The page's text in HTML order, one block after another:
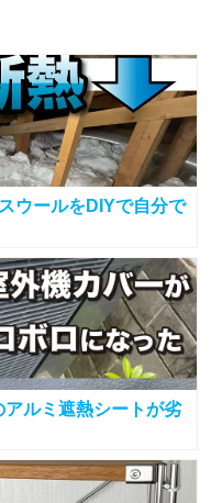
ウールをDIYで自分で
ルミ遮熱シートが劣